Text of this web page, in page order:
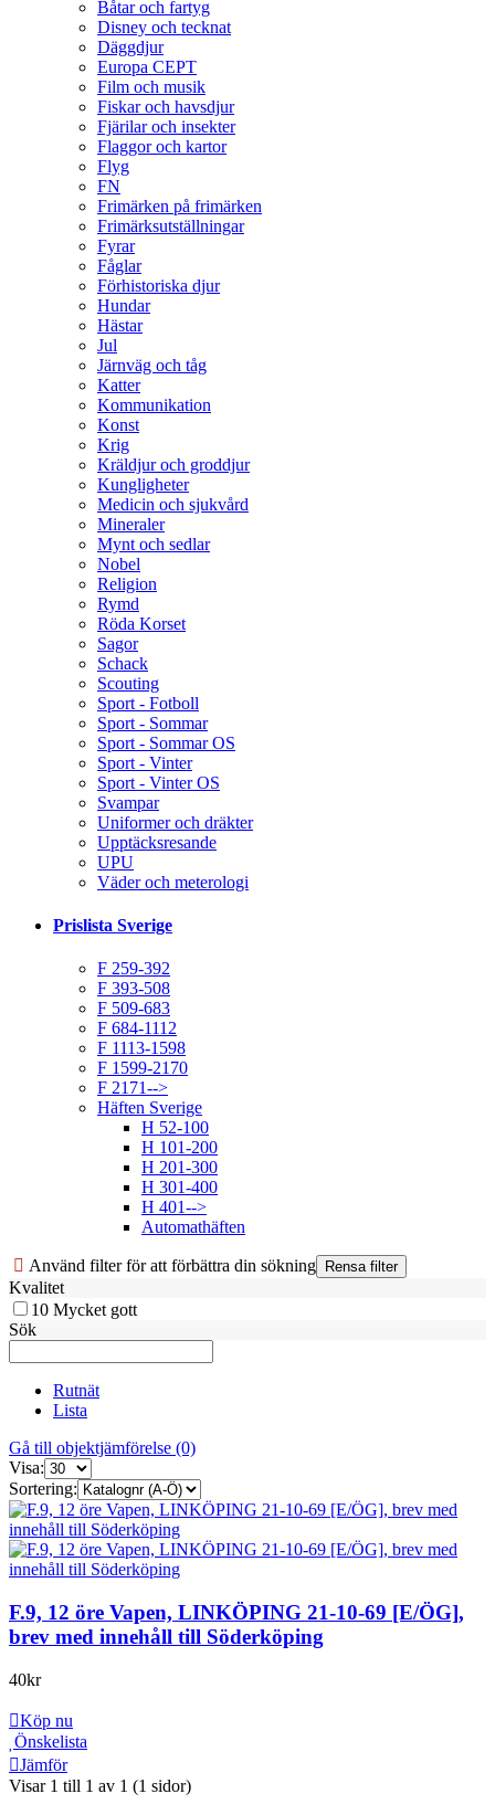
Båtar och fartyg
Disney och tecknat
Däggdjur
Europa CEPT
Film och musik
Fiskar och havsdjur
Fjärilar och insekter
Flaggor och kartor
Flyg
FN
Frimärken på frimärken
Frimärksutställningar
Fyrar
Fåglar
Förhistoriska djur
Hundar
Hästar
Jul
Järnväg och tåg
Katter
Kommunikation
Konst
Krig
Kräldjur och groddjur
Kungligheter
Medicin och sjukvård
Mineraler
Mynt och sedlar
Nobel
Religion
Rymd
Röda Korset
Sagor
Schack
Scouting
Sport - Fotboll
Sport - Sommar
Sport - Sommar OS
Sport - Vinter
Sport - Vinter OS
Svampar
Uniformer och dräkter
Upptäcksresande
UPU
Väder och meterologi
Prislista Sverige
F 259-392
F 393-508
F 509-683
F 684-1112
F 1113-1598
F 1599-2170
F 2171-->
Häften Sverige
H 52-100
H 101-200
H 201-300
H 301-400
H 401-->
Automathäften
Använd filter för att förbättra din sökning
Kvalitet
10 Mycket gott
Sök
Rutnät
Lista
Gå till objektjämförelse (0)
Visa:
Sortering:
F.9, 12 öre Vapen, LINKÖPING 21-10-69 [E/ÖG],
brev med innehåll till Söderköping
40kr
Köp nu
Önskelista
Jämför
Visar 1 till 1 av 1 (1 sidor)